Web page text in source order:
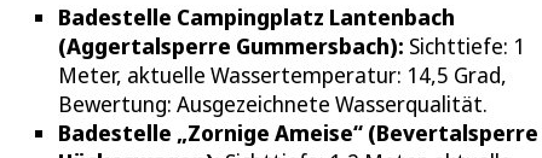
Badestelle Campingplatz Lantenbach
(Aggertalsperre Gummersbach): Sichttiefe: 1
Meter, aktuelle Wassertemperatur: 14,5 Grad,
Bewertung: Ausgezeichnete Wasserqualität.
Badestelle „Zornige Ameise“ (Bevertalsperre